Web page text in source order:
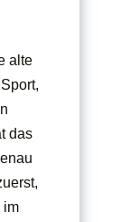
alte
das
im